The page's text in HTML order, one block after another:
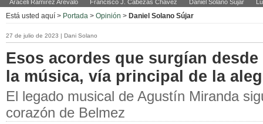
Araceli Ramírez Arévalo
Francisco J. Cabezas Chávez Daniel Solano Sújar
Está usted aquí > Portada > Opinión > Daniel Solano Sújar
27 de julio de 2023 | Dani Solano
Esos acordes que surgían
la música, vía principal de la
El legado musical de Agustín Miranda
corazón de Belmez